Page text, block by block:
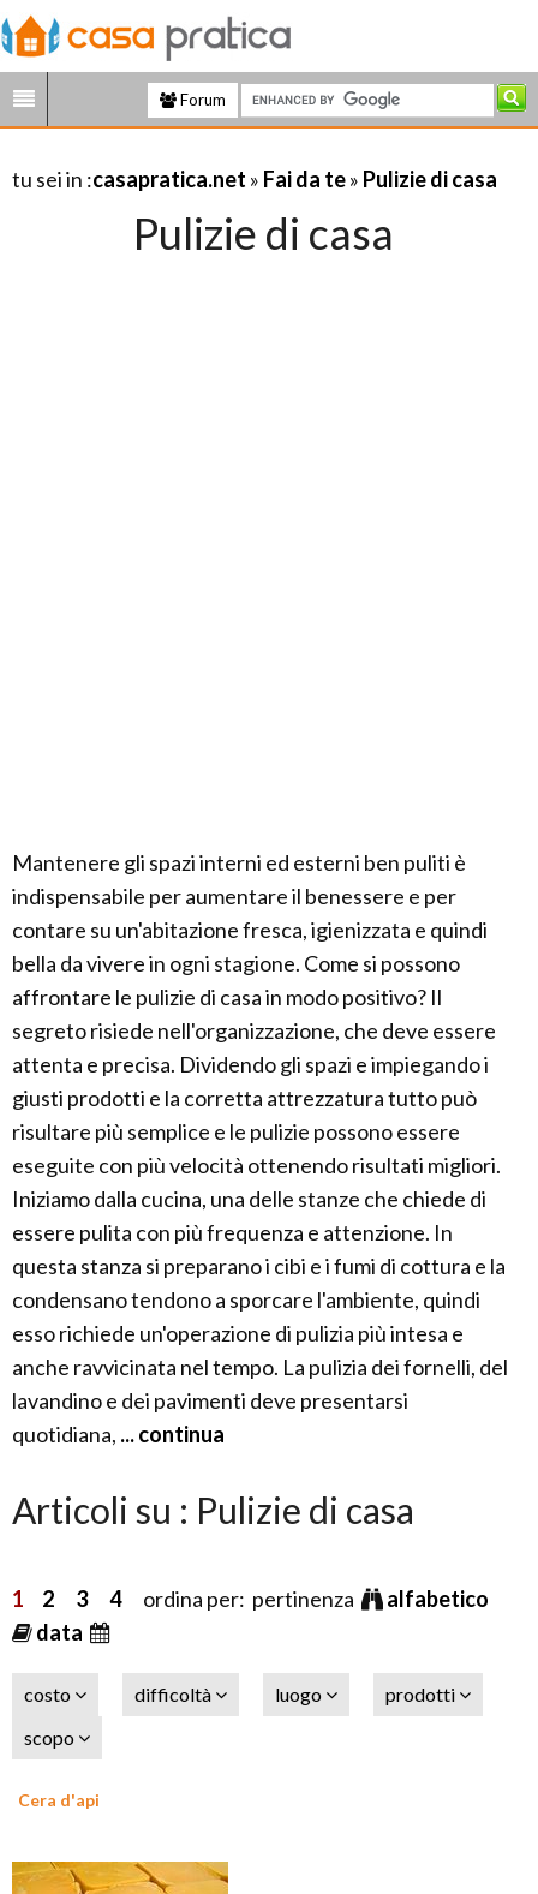
Forum
tu sei in :casapratica.net » Fai da te» Pulizie di casa
Pulizie di casa
Mantenere gli spazi interni ed esterni ben puliti è
indispensabile per aumentare il benessere e per
contare su un'abitazione fresca, igienizzata e quindi
bella da vivere in ogni stagione. Come si possono
affrontare le pulizie di casa in modo positivo? Il
segreto risiede nell'organizzazione, che deve essere
attenta e precisa. Dividendo gli spazi e impiegando i
giusti prodotti e la corretta attrezzatura tutto può
risultare più semplice e le pulizie possono essere
eseguite con più velocità ottenendo risultati migliori.
Iniziamo dalla cucina, una delle stanze che chiede di
essere pulita con più frequenza e attenzione. In
questa stanza si preparano i cibi e i fumi di cottura e la
condensano tendono a sporcare l'ambiente, quindi
esso richiede un'operazione di pulizia più intesa e
anche ravvicinata nel tempo. La pulizia dei fornelli, del
lavandino e dei pavimenti deve presentarsi
quotidiana, ... continua
Articoli su : Pulizie di casa
1 2 3 4ordina per: pertinenza
alfabetico
data
costo difficoltà luogo
prodotti
scopo
Cera d'api